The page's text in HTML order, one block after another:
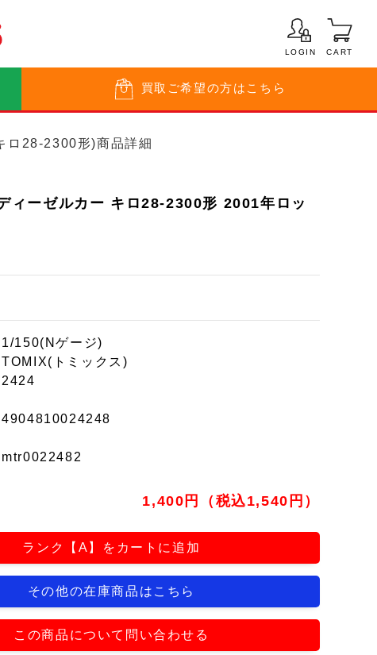
LOGIN CART
買取 ご希望の方はこちら
ロ28-2300形)商品詳細
ィーゼルカー キロ28-2300形 2001年ロッ
1/150(Nゲージ)
TOMIX(トミックス)
2424
4904810024248
mtr0022482
1,400円（税込1,540円）
ランク【A】をカートに追加
その他の在庫商品はこちら
この商品について問い合わせる